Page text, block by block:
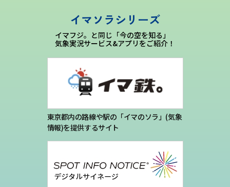
お問い合わせ
気象庁 関連リンク
イマソラシリーズ
イマフジ。と同じ「今の空を知る」
気象実況サービス&アプリをご紹介！
東京都内の路線や駅の「イマのソラ」(気象
情報)を提供するサイト